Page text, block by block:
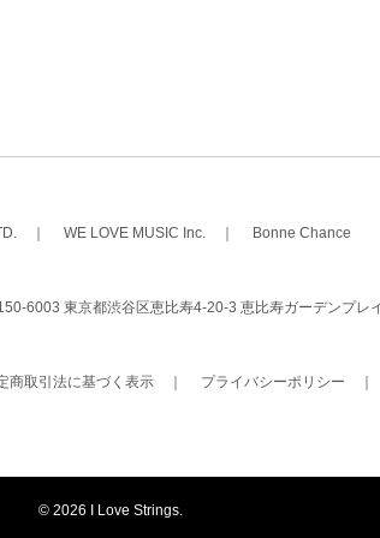
｜ WE LOVE MUSIC Inc.｜ Bonne Chance
6003 東京都渋谷区恵比寿4-20-3 恵比寿ガーデンプレ
商取引法に基づく表示 プライバシーポリシー
© 2026 I Love Strings.